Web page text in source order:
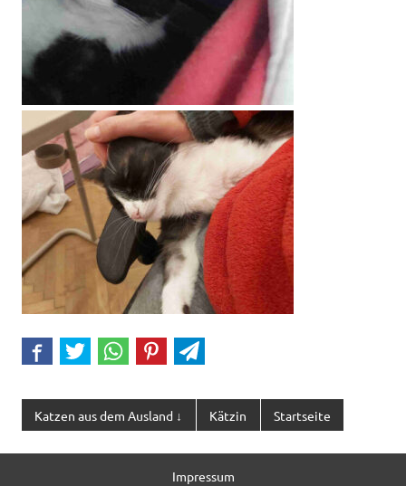
Katzen aus dem Ausland ↓ Kätzin Startseite
Impressum